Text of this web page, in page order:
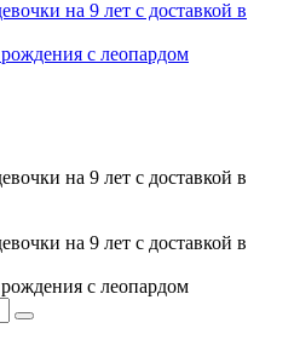
с леопардом
с леопардом